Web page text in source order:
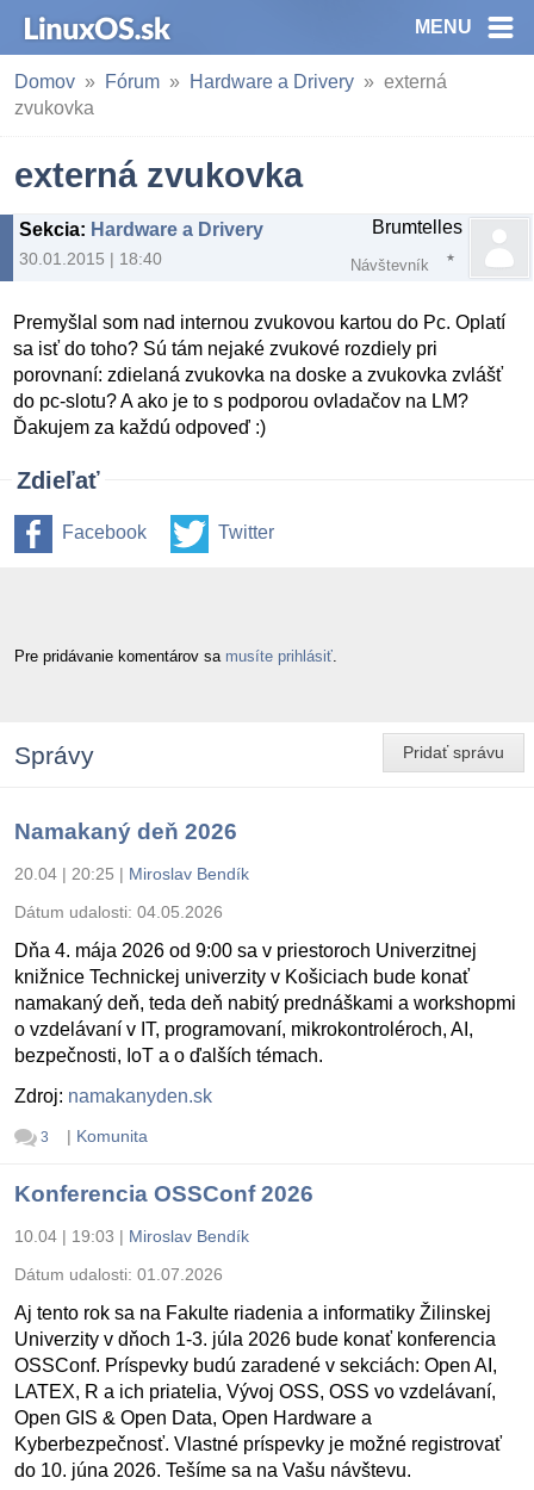
MENU
Domov Fórum Hardware a Drivery
externá
zvukovka
externá zvukovka
Sekcia: Hardware a Drivery
30.01.2015 | 18:40
Brumtelles
Návštevník
Premyšlal som nad internou zvukovou kartou do Pc. Oplatí
sa isť do toho? Sú tám nejaké zvukové rozdiely pri
porovnaní: zdielaná zvukovka na doske a zvukovka zvlášť
do pc-slotu? A ako je to s podporou ovladačov na LM?
Ďakujem za každú odpoveď :)
Zdieľať
Facebook Twitter
Pre pridávanie komentárov sa musíte prihlásiť
Pridať správu
Správy
Namakaný deň 2026
20.04 | 20:25 | Miroslav Bendík
Dátum udalosti: 04.05.2026
Dňa 4. mája 2026 od 9:00 sa v priestoroch Univerzitnej
knižnice Technickej univerzity v Košiciach bude konať
namakaný deň, teda deň nabitý prednáškami a workshopmi
o vzdelávaní v IT, programovaní, mikrokontroléroch, AI,
bezpečnosti, IoT a o ďalších témach.
Zdroj: namakanyden.sk
3 | Komunita
Konferencia OSSConf 2026
10.04 | 19:03 | Miroslav Bendík
Dátum udalosti: 01.07.2026
Aj tento rok sa na Fakulte riadenia a informatiky Žilinskej
Univerzity v dňoch 1-3. júla 2026 bude konať konferencia
OSSConf. Príspevky budú zaradené v sekciách: Open AI,
LATEX, R a ich priatelia, Vývoj OSS, OSS vo vzdelávaní,
Open GIS & Open Data, Open Hardware a
Kyberbezpečnosť. Vlastné príspevky je možné registrovať
do 10. júna 2026. Tešíme sa na Vašu návštevu.